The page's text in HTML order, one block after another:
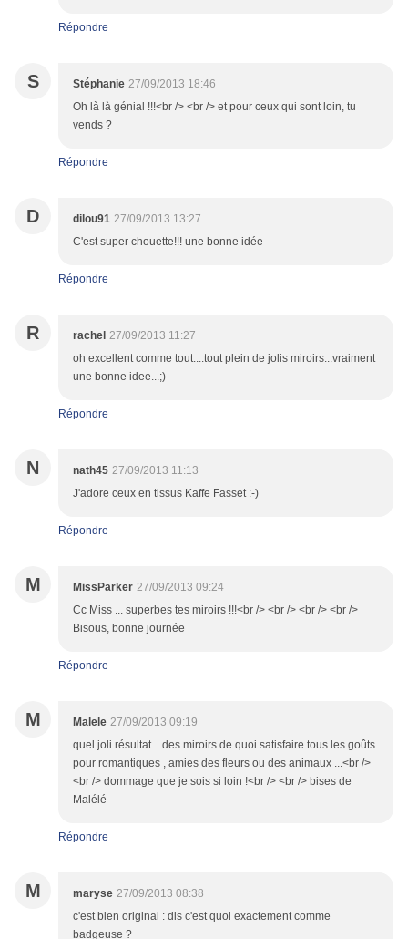
Répondre
S Stéphanie 27/09/2013 18:46
Oh là là génial !!!<br /> <br /> et pour ceux qui sont loin, tu
vends ?
Répondre
D dilou91 27/09/2013 13:27
C'est super chouette!!! une bonne idée
Répondre
R rachel 27/09/2013 11:27
oh excellent comme tout....tout plein de jolis miroirs...vraiment
une bonne idee...;)
Répondre
N nath45 27/09/2013 11:13
J'adore ceux en tissus Kaffe Fasset :-)
Répondre
M MissParker 27/09/2013 09:24
Cc Miss ... superbes tes miroirs !!!<br /> <br /> <br /> <br />
Bisous, bonne journée
Répondre
M Malele 27/09/2013 09:19
quel joli résultat ...des miroirs de quoi satisfaire tous les goûts
pour romantiques , amies des fleurs ou des animaux ...<br />
<br /> dommage que je sois si loin !<br /> <br /> bises de
Malélé
Répondre
M maryse 27/09/2013 08:38
c'est bien original : dis c'est quoi exactement comme
badgeuse ?